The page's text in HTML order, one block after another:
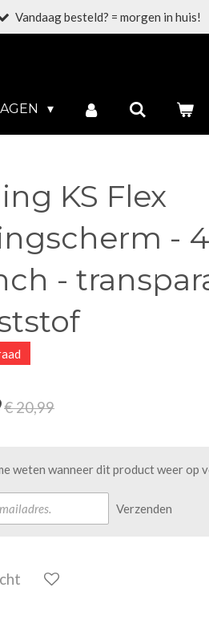
Vandaag besteld? = morgen in huis!
KS Flex
-
-
€ 20,99
weten wanneer dit product weer op
Verzenden